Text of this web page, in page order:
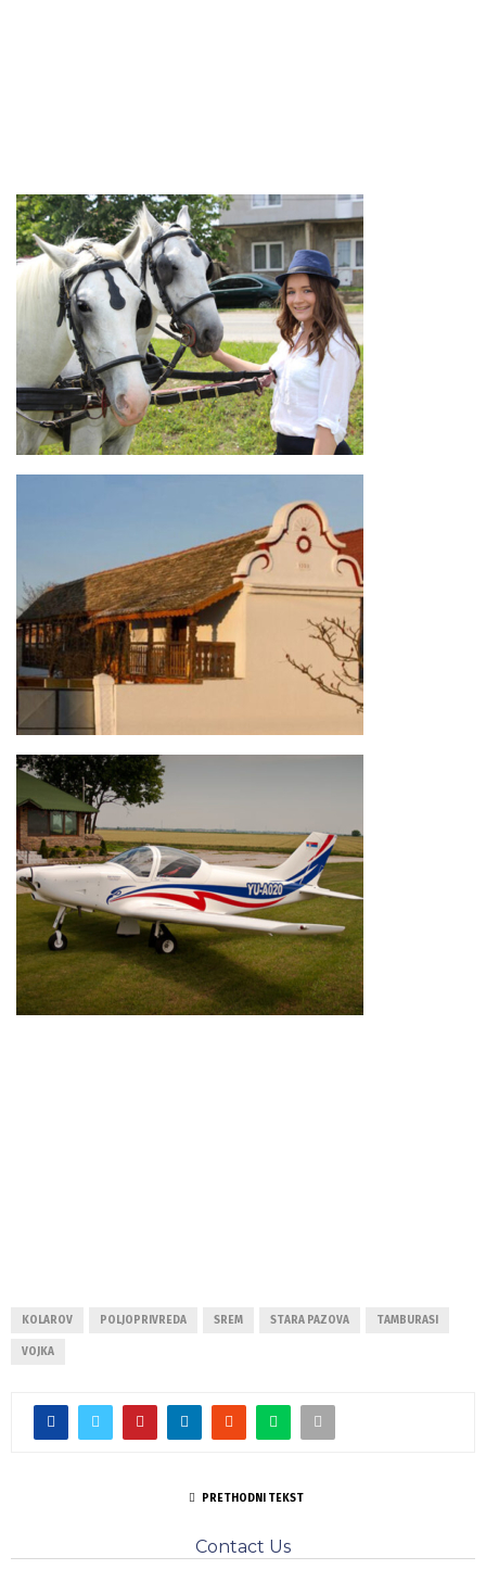
KOLAROV POLJOPRIVREDA SREM STARA PAZOVA TAMBURASI
VOJKA
PRETHODNI TEKST
Contact Us